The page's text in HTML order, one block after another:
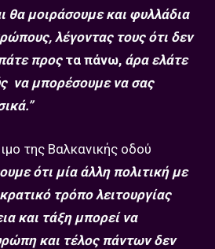
θα μοιράσουμε και φυλλάδια
λέγοντας τους ότι δεν
προςτα πάνω, άρα ελάτε
να μπορέσουμε να σας
της Βαλκανικής οδού
ότι μία άλλη πολιτική με
τρόπο λειτουργίας
και τάξη μπορεί να
και τέλος πάντων δεν